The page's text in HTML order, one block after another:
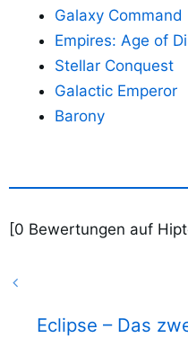
Galaxy Command
Empires: Age of
Stellar Conquest
Galactic Emperor
Barony
[0 Bewertungen auf
Eclipse – Das